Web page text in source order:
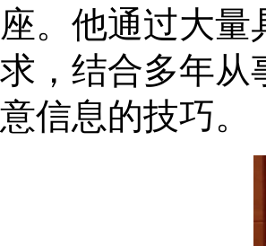
座。他通过大
求，结合多年从
意信息的技巧。